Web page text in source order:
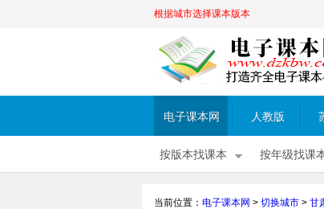
根据城市选择课本版本
电子课本网 人教版
按版本找课本 按年级找课
当前位置： 电子课本网 > 切换城市 > 甘